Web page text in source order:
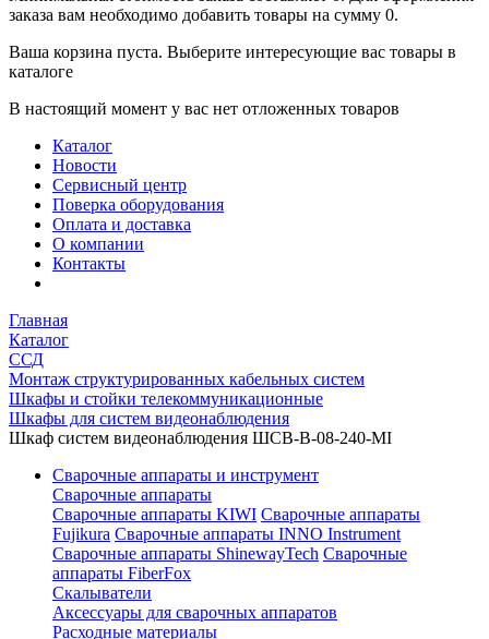
заказа вам необходимо добавить товары на сумму 0.
Ваша корзина пуста. Выберите интересующие вас товары в
каталоге
В настоящий момент у вас нет отложенных товаров
Каталог
Новости
Сервисный центр
Поверка оборудования
Оплата и доставка
О компании
Контакты
Главная
Каталог
ССД
Монтаж структурированных кабельных систем
Шкафы и стойки телекоммуникационные
Шкафы для систем видеонаблюдения
Шкаф систем видеонаблюдения ШСВ-В-08-240-MI
Сварочные аппараты и инструмент
Сварочные аппараты
Сварочные аппараты KIWI Сварочные аппараты
Fujikura Сварочные аппараты INNO Instrument
Сварочные аппараты ShinewayTech Cварочные
аппараты FiberFox
Скалыватели
Аксессуары для сварочных аппаратов
Расходные материалы